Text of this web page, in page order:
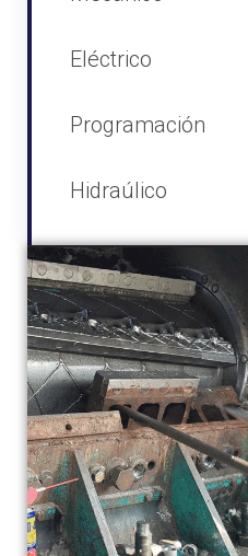
Eléctrico
Programación
Hidraúlico